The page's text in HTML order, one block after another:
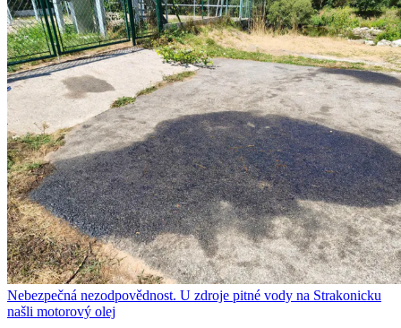
Nebezpečná nezodpovědnost. U zdroje pitné vody na Strakonicku
našli motorový olej